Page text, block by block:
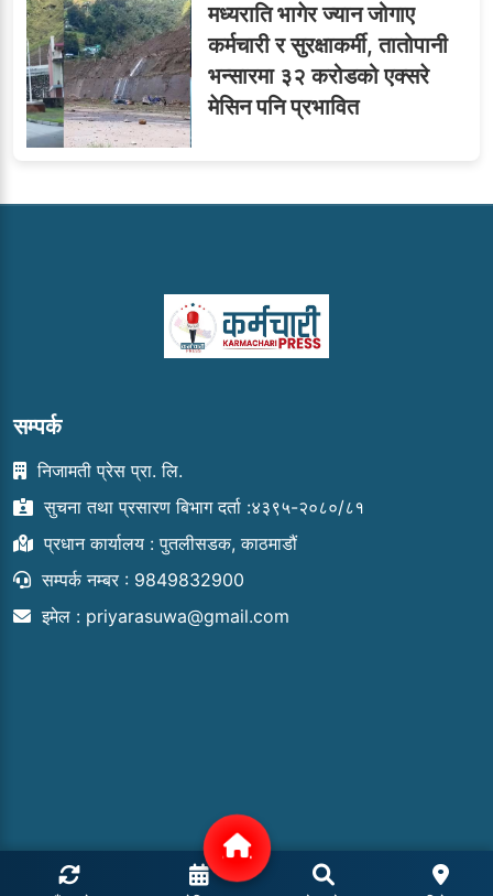
मध्यराति भागेर ज्यान जोगाए
कर्मचारी र सुरक्षाकर्मी, तातोपानी
भन्सारमा ३२ करोडको एक्सरे
मेसिन पनि प्रभावित
सम्पर्क
निजामती प्रेस प्रा. लि.
सुचना तथा प्रसारण बिभाग दर्ता :४३९५-२०८०/८१
प्रधान कार्यालय : पुतलीसडक, काठमाडौं
सम्पर्क नम्बर : 9849832900
इमेल : priyarasuwa@gmail.com